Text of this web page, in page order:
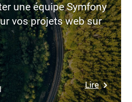
et
machine
pour
une
qualité
logicielle
optimale
et
pour
piloter
vos
projets
logiciels
une équipe Symfony
vos projets web sur
Lire:
Recruter